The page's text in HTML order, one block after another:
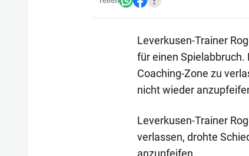
Leverkusen-Trainer
für einen Spielabbruch.
Coaching-Zone zu
nicht wieder
Leverkusen-Trainer
verlassen, drohte
anzupfeifen.